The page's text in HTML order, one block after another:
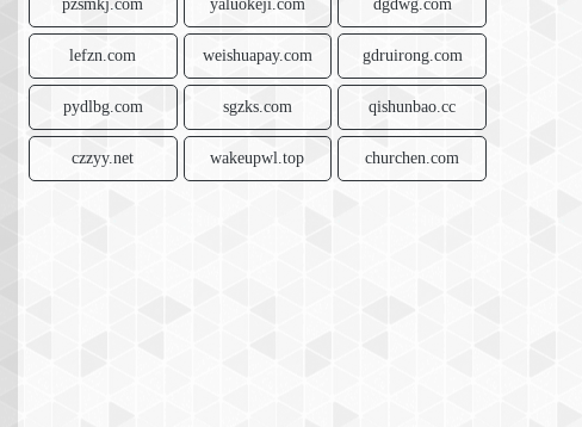
pzsmkj.com yaluokeji.com dgdwg.com
lefzn.com weishuapay.com gdruirong.com
pydlbg.com sgzks.com qishunbao.cc
czzyy.net wakeupwl.top churchen.com